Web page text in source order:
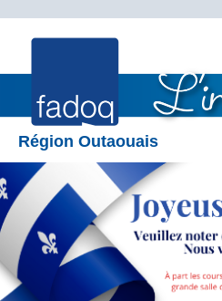
Région Outaouais